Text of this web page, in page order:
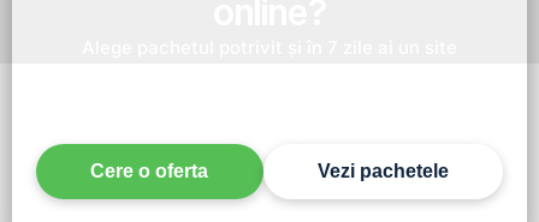
Cere o oferta Vezi pachetele